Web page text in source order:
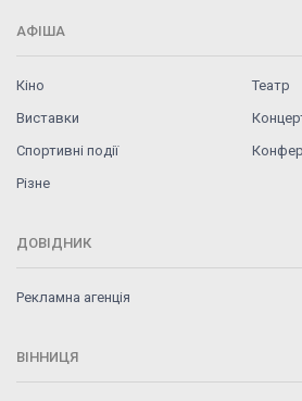
АФІША
Кіно
Театр
Виставки
Спортивні події
Різне
ДОВІДНИК
Рекламна агенція
ВІННИЦЯ